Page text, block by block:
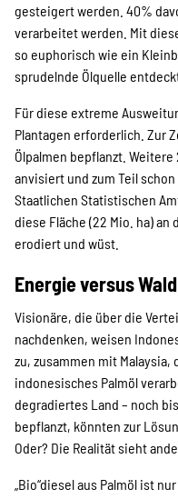
gesteigert werden. 40%
verarbeitet werden. Mit
so euphorisch wie ein
sprudelnde Ölquelle
Für diese extreme
Plantagen erforderlich. Zur
Ölpalmen bepflanzt.
anvisiert und zum Teil
Staatlichen Statistischen
diese Fläche (22 Mio. ha)
erodiert und wüst.
Energie versus Wald
Visionäre, die über die
nachdenken, weisen
zu, zusammen mit
indonesisches Palmöl
degradiertes Land – noch
bepflanzt, könnten zur
Oder? Die Realität sieht
„Bio“diesel aus Palmöl ist